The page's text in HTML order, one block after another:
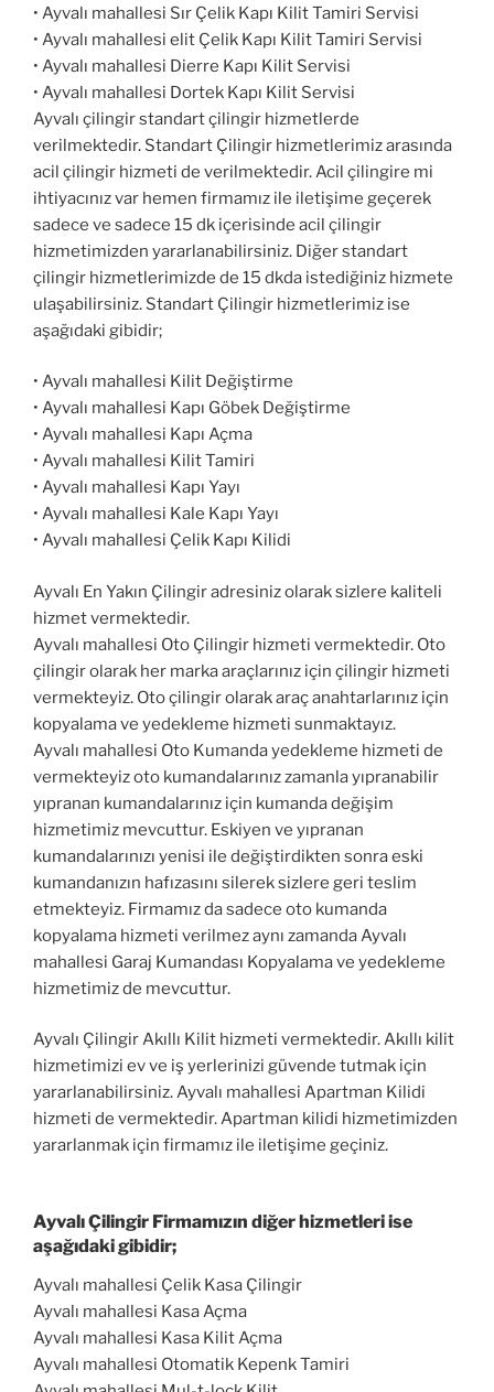
• Ayvalı mahallesi Sır Çelik Kapı Kilit Tamiri Servisi
• Ayvalı mahallesi elit Çelik Kapı Kilit Tamiri Servisi
• Ayvalı mahallesi Dierre Kapı Kilit Servisi
• Ayvalı mahallesi Dortek Kapı Kilit Servisi
Ayvalı çilingir standart çilingir hizmetlerde
verilmektedir. Standart Çilingir hizmetlerimiz arasında
acil çilingir hizmeti de verilmektedir. Acil çilingire mi
ihtiyacınız var hemen firmamız ile iletişime geçerek
sadece ve sadece 15 dk içerisinde acil çilingir
hizmetimizden yararlanabilirsiniz. Diğer standart
çilingir hizmetlerimizde de 15 dkda istediğiniz hizmete
ulaşabilirsiniz. Standart Çilingir hizmetlerimiz ise
aşağıdaki gibidir;
• Ayvalı mahallesi Kilit Değiştirme
• Ayvalı mahallesi Kapı Göbek Değiştirme
• Ayvalı mahallesi Kapı Açma
• Ayvalı mahallesi Kilit Tamiri
• Ayvalı mahallesi Kapı Yayı
• Ayvalı mahallesi Kale Kapı Yayı
• Ayvalı mahallesi Çelik Kapı Kilidi
Ayvalı En Yakın Çilingir adresiniz olarak sizlere kaliteli
hizmet vermektedir.
Ayvalı mahallesi Oto Çilingir hizmeti vermektedir. Oto
çilingir olarak her marka araçlarınız için çilingir hizmeti
vermekteyiz. Oto çilingir olarak araç anahtarlarınız için
kopyalama ve yedekleme hizmeti sunmaktayız.
Ayvalı mahallesi Oto Kumanda yedekleme hizmeti de
vermekteyiz oto kumandalarınız zamanla yıpranabilir
yıpranan kumandalarınız için kumanda değişim
hizmetimiz mevcuttur. Eskiyen ve yıpranan
kumandalarınızı yenisi ile değiştirdikten sonra eski
kumandanızın hafızasını silerek sizlere geri teslim
etmekteyiz. Firmamız da sadece oto kumanda
kopyalama hizmeti verilmez aynı zamanda Ayvalı
mahallesi Garaj Kumandası Kopyalama ve yedekleme
hizmetimiz de mevcuttur.
Ayvalı Çilingir Akıllı Kilit hizmeti vermektedir. Akıllı kilit
hizmetimizi ev ve iş yerlerinizi güvende tutmak için
yararlanabilirsiniz. Ayvalı mahallesi Apartman Kilidi
hizmeti de vermektedir. Apartman kilidi hizmetimizden
yararlanmak için firmamız ile iletişime geçiniz.
Ayvalı Çilingir Firmamızın diğer hizmetleri ise
aşağıdaki gibidir;
Ayvalı mahallesi Çelik Kasa Çilingir
Ayvalı mahallesi Kasa Açma
Ayvalı mahallesi Kasa Kilit Açma
Ayvalı mahallesi Otomatik Kepenk Tamiri